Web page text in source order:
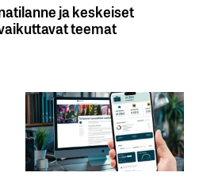
ja keskeiset
teemat